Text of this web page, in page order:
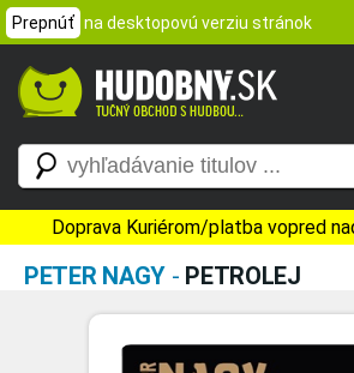
Prepnúť na desktopovú verziu stránok
Doprava Kuriérom/platba vopred
PETER NAGY - PETROLEJ